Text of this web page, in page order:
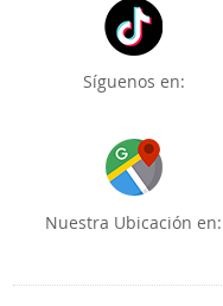
Síguenos en:
Nuestra Ubicación en: